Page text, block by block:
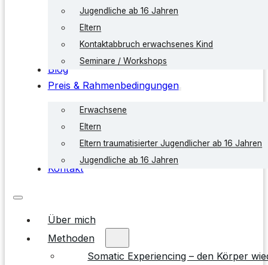
Jugendliche ab 16 Jahren
Eltern
Kontaktabbruch erwachsenes Kind
Seminare / Workshops
Blog
Preis & Rahmenbedingungen
Erwachsene
Eltern
Eltern traumatisierter Jugendlicher ab 16 Jahren
Jugendliche ab 16 Jahren
Kontakt
Über mich
Methoden
Somatic Experiencing – den Körper